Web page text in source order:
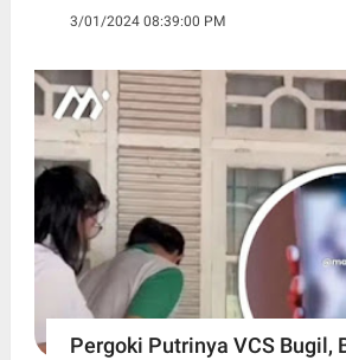
3/01/2024 08:39:00 PM
Pergoki Putrinya VCS Bugil,